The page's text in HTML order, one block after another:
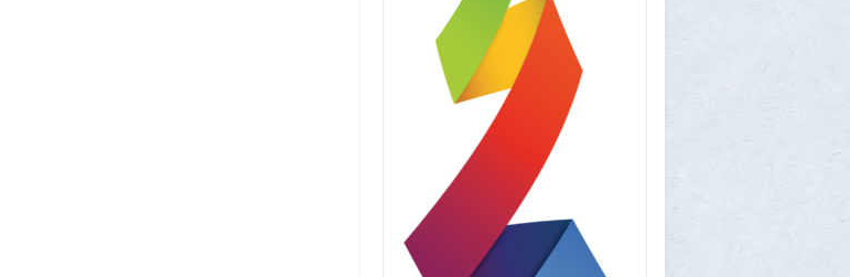
1 августа 2026, 18:36
Леопольд Ашенбреннер: Как 24-летний
щегол заработал $30 млрд на
инвестициях в AI (и потерял их вчера)
1 августа 2026, 17:10
Вселенная, для человеческого разума -
непостижима
1 августа 2026, 16:50
"Становится всё яснее"
amg610
1 августа 2026, 16:39
Работавшие ранее в РФ мессенджеры